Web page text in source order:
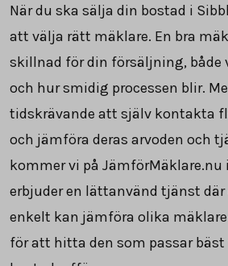
När du ska sälja din bostad i
att välja rätt mäklare. En bra
skillnad för din försäljning, både
och hur smidig processen blir.
tidskrävande att själv kontakta
och jämföra deras arvoden och
kommer vi på JämförMäklare.nu
erbjuder en lättanvänd tjänst där
enkelt kan jämföra olika mäklare
för att hitta den som passar bäst